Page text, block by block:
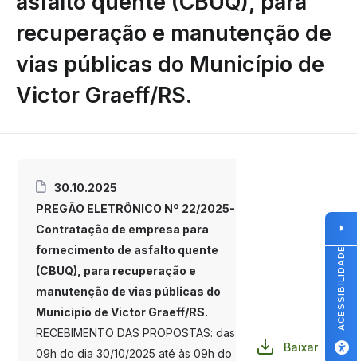
recuperação e manutenção de
vias públicas do Município de
Victor Graeff/RS.
30.10.2025
PREGÃO ELETRÔNICO Nº 22/2025-
Contratação de empresa para
fornecimento de asfalto quente
(CBUQ), para recuperação e
manutenção de vias públicas do
Município de Victor Graeff/RS.
RECEBIMENTO DAS PROPOSTAS: das
09h do dia 30/10/2025 até às 09h do
Baixar
ACESSIBILIDADE